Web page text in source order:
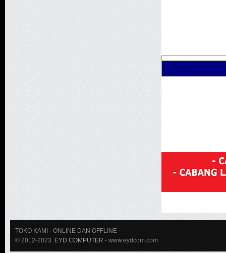
TOKO KAMI - ONLINE DAN OFFLINE
© 2012-2023. EYD COMPUTER - www.eydcom.com